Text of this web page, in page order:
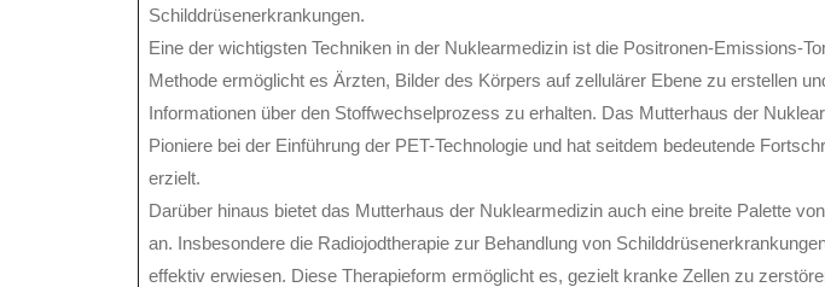
Schilddrüsenerkrankungen.
Eine der wichtigsten Techniken in der Nuklearmedizin ist die Positronen-Emissions-
Methode ermöglicht es Ärzten, Bilder des Körpers auf zellulärer Ebene zu erstellen
Informationen über den Stoffwechselprozess zu erhalten. Das Mutterhaus der
Pioniere bei der Einführung der PET-Technologie und hat seitdem bedeutende
erzielt.
Darüber hinaus bietet das Mutterhaus der Nuklearmedizin auch eine breite Palette
an. Insbesondere die Radiojodtherapie zur Behandlung von
effektiv erwiesen. Diese Therapieform ermöglicht es, gezielt kranke Zellen zu